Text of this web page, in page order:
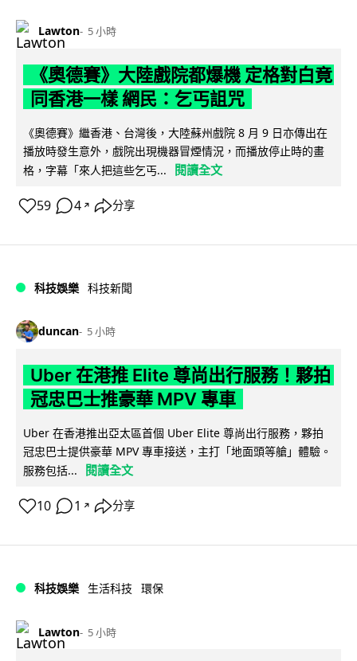
Lawton 5 小時
《奧德賽》大陸戲院都爆機 定格對白竟
同香港一樣 網民：乞丐詛咒
《奧德賽》繼香港、台灣後，大陸蘇州戲院 8 月 9 日亦傳出在
播放時發生意外，戲院出現機器冒煙情況，而播放停止時的畫
格，字幕「來人把這些乞丐...
閱讀全文
59 4 ↗ 分享
科技娛樂 科技新聞
duncan 5 小時
Uber 在港推 Elite 尊尚出行服務！夥拍
冠忠巴士推豪華 MPV 專車
Uber 在香港推出亞太區首個 Uber Elite 尊尚出行服務，夥拍
冠忠巴士提供豪華 MPV 專車接送，主打「地面頭等艙」體驗。
服務包括...
閱讀全文
10 1 ↗ 分享
科技娛樂 生活科技 環保
Lawton 5 小時